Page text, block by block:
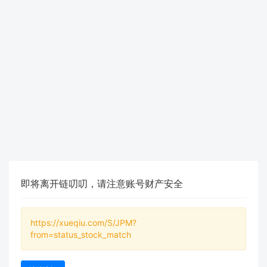
即将离开链叨叨，请注意账号财产安全
https://xueqiu.com/S/JPM?
from=status_stock_match